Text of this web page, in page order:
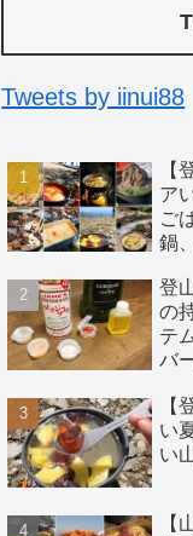
Tweets by iinui88
【
ア
ご
鍋
登
の
テ
バ
【
い
い
【